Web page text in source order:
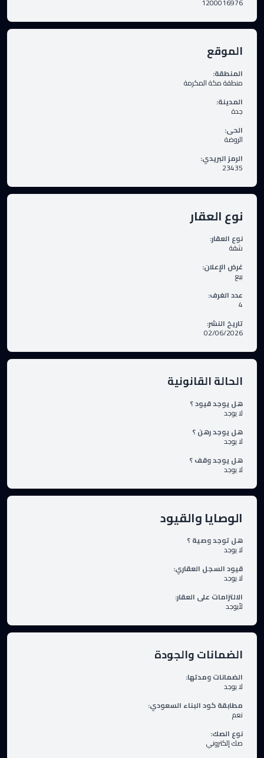
الموقع
المنطقة:
منطقة مكة المكرمة
المدينة:
جدة
الحى:
الروضة
الرمز البريدي:
23435
نوع العقار
نوع العقار:
شقة
غرض الإعلان:
بيع
عدد الغرف:
4
تاريخ النشر:
02/06/2026
الحالة القانونية
هل يوجد قيود ؟
لا يوجد
هل يوجد رهن ؟
لا يوجد
هل يوجد وقف ؟
لا يوجد
الوصايا والقيود
هل توجد وصية ؟
لا يوجد
قيود السجل العقاري:
لا يوجد
الالتزامات على العقار:
لأيوجد
الضمانات والجودة
الضمانات ومدتها:
لا يوجد
مطابقة كود البناء السعودي:
نعم
نوع الصك:
صك إلكتروني